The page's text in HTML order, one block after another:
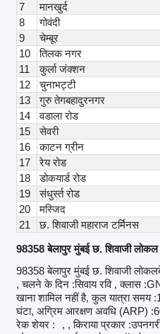
7
मानखुर्द
8
गोवंदी
9
चेम्बूर
10
तिलक नगर
11
कुर्ला जंक्शन
12
चुनाभट्टी
13
गुरु तेगबहादुरनगर
14
वडाला रोड
15
सेवरी
16
काटन ग्रीन
17
रेय रोड
18
डोकयार्ड रोड
19
संधुर्स्त रोड
20
मस्जिद
21
छ. शिवाजी महाराज टर्मिनस
98358 बेलापुर मुंबई छ. शिवाजी
98358 बेलापुर मुंबई छ. शिवाजी
, चलने के दिन :सिवाय रवि , क्लास
खाना शामिल नहीं है, कुल यात्रा
घंटा, अग्रिम आरक्षण अवधि (ARP)
रेक शेयर :
, , किराया प्रकार